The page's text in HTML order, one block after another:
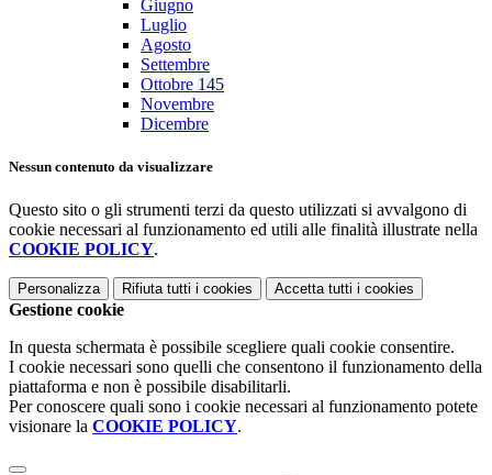
Giugno
Luglio
Agosto
Settembre
Ottobre 145
Novembre
Dicembre
Nessun contenuto da visualizzare
Questo sito o gli strumenti terzi da questo utilizzati si avvalgono di
cookie necessari al funzionamento ed utili alle finalità illustrate nella
COOKIE POLICY.
Personalizza Rifiuta tutti i cookies Accetta tutti i cookies
Gestione cookie
In questa schermata è possibile scegliere quali cookie consentire.
I cookie necessari sono quelli che consentono il funzionamento della
piattaforma e non è possibile disabilitarli.
Per conoscere quali sono i cookie necessari al funzionamento potete
visionare la COOKIE POLICY.